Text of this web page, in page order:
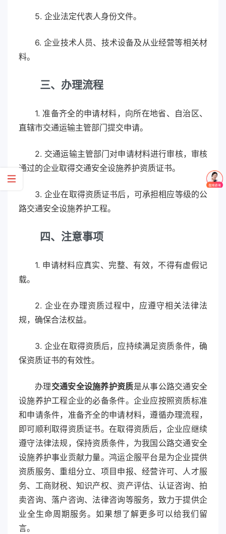
5. 企业法定代表人身份文件。
6. 企业技术人员、技术设备及从业经营等相关材
料。
三、办理流程
1. 准备齐全的申请材料，向所在地省、自治区、
直辖市交通运输主管部门提交申请。
2. 交通运输主管部门对申请材料进行审核，审核
通过的企业取得交通安全设施养护资质证书。
3. 企业在取得资质证书后，可承担相应等级的公
路交通安全设施养护工程。
四、注意事项
1. 申请材料应真实、完整、有效，不得有虚假记
载。
2. 企业在办理资质过程中，应遵守相关法律法
规，确保合法权益。
3. 企业在取得资质后，应持续满足资质条件，确
保资质证书的有效性。
办理交通安全设施养护资质是从事公路交通安全
设施养护工程企业的必备条件。企业应按照资质标准
和申请条件，准备齐全的申请材料，遵循办理流程，
即可顺利取得资质证书。在取得资质后，企业应继续
遵守法律法规，保持资质条件，为我国公路交通安全
设施养护事业贡献力量。鸿运企服平台是为企业提供
资质服务、重组分立、项目申报、经营许可、人才服
务、工商财税、知识产权、资产评估、认证咨询、拍
卖咨询、落户咨询、法律咨询等服务，致力于提供企
业全生命周期服务。如果想了解更多可以给我们留
言。